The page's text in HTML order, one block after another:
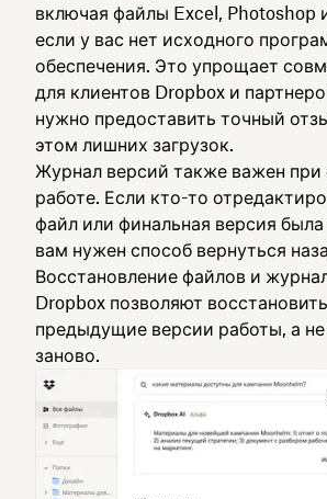
включая файлы Excel, Photoshop
если у вас нет исходного
обеспечения. Это упрощает
для клиентов Dropbox и
нужно предоставить точный
этом лишних загрузок.
Журнал версий также важен при
работе. Если кто-то
файл или финальная версия была
вам нужен способ вернуться
Восстановление файлов и
Dropbox позволяют
предыдущие версии работы, а не
заново.